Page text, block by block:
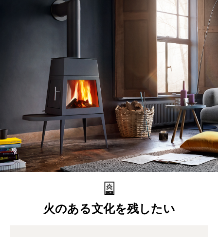
火のある文化を残したい